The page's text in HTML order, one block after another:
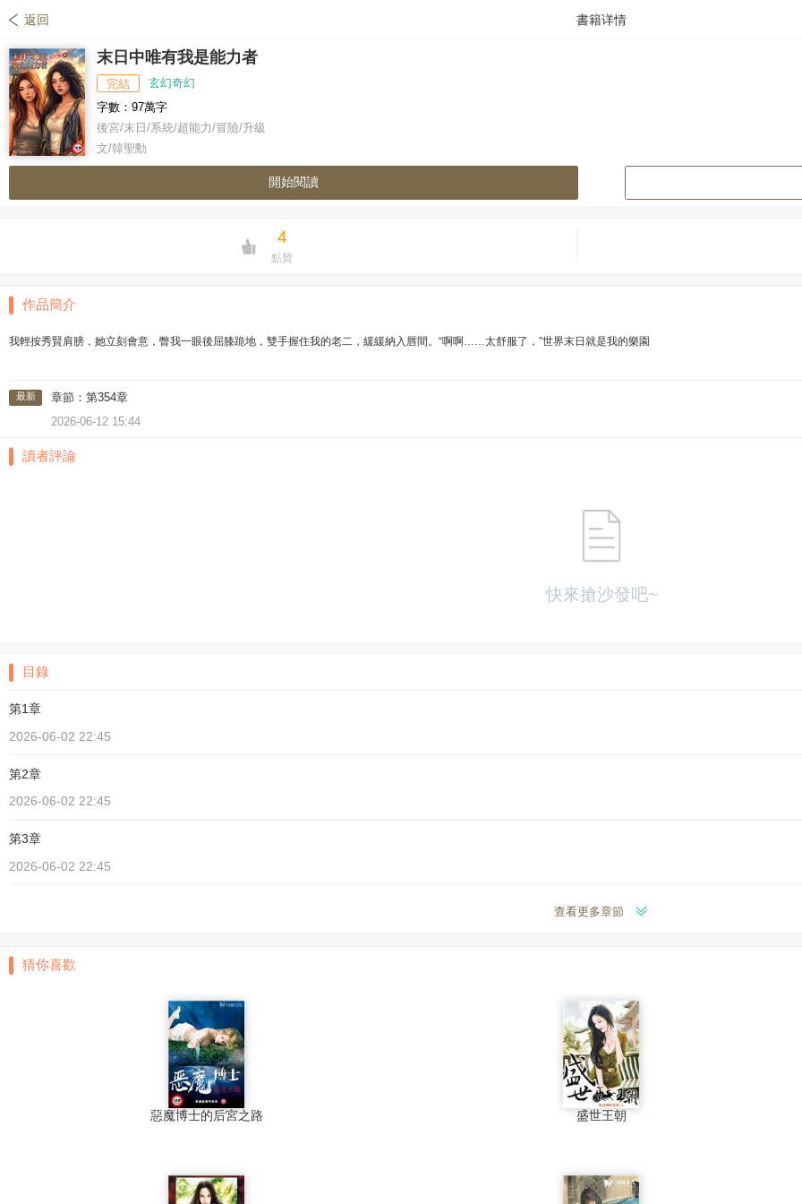
返回 書籍详情
末日中唯有我是能力者
完結
玄幻奇幻
字數：97萬字
後宮/末日/系統/超能力/冒險/升級
文/韓聖勳
開始閱讀
4
點贊
作品簡介
我輕按秀賢肩膀，她立刻會意，瞥我一眼後屈膝跪地，雙手握住我的老二，緩緩納入唇間。“啊啊……太舒服了，”世界末日就是我的樂園
最新
章節：第354章
2026-06-12 15:44
讀者評論
快來搶沙發吧~
目錄
第1章
2026-06-02 22:45
第2章
2026-06-02 22:45
第3章
2026-06-02 22:45
查看更多章節
猜你喜歡
惡魔博士的后宮之路 盛世王朝